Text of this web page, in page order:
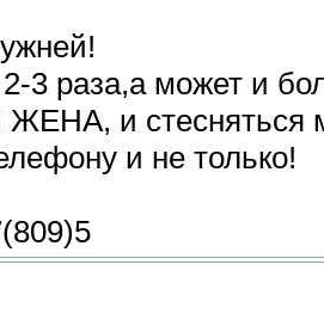
3 раза,а может и
и стесняться
и не только!